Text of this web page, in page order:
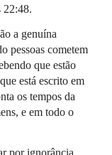
22:48.
a genuína
pessoas cometem
que estão
está escrito em
os tempos da
e em todo o
por ignorância.